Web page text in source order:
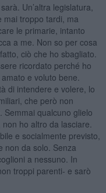
Un’altra legislatura,
mai troppo tardi, ma
le primarie, intanto
a me. Non so per cosa
ciò che ho sbagliato.
ricordato perché ho
e voluto bene.
di intendere e volere, lo
che però non
Semmai qualcuno glielo
ho altro da lasciare.
e socialmente previsto,
non da solo. Senza
a nessuno. In
troppi parenti- e sarò